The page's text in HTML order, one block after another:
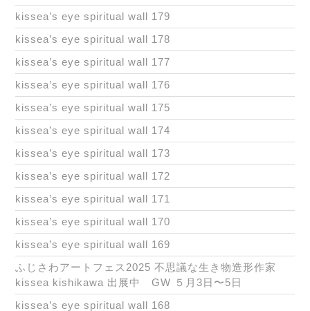
kissea’s eye spiritual wall 179
kissea’s eye spiritual wall 178
kissea’s eye spiritual wall 177
kissea’s eye spiritual wall 176
kissea’s eye spiritual wall 175
kissea’s eye spiritual wall 174
kissea’s eye spiritual wall 173
kissea’s eye spiritual wall 172
kissea’s eye spiritual wall 171
kissea’s eye spiritual wall 170
kissea’s eye spiritual wall 169
ふじさわアートフェス2025 不思議な生き物造形作家
kissea kishikawa 出展中 GW ５月3日〜5日
kissea’s eye spiritual wall 168